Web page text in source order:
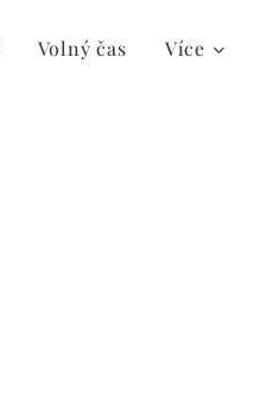
Volný čas Více